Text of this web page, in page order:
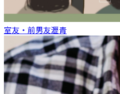
室友‧前男友瀝青